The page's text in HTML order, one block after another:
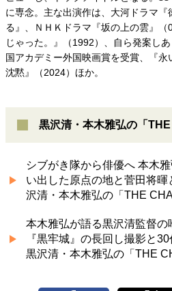
に専念。主な出演作は、大河ドラマ『
る』、ＮＨＫドラマ『坂の上の雲』
じゃった。』（1992）、自ら発案し
国アカデミー外国映画賞を受賞、『
沈黙』（2024）ほか。
黒沢清・本木雅弘の「THE
シブがき隊から俳優へ 本木
い出した原点の地と菅田将
沢清・本木雅弘の「THE
本木雅弘が語る黒沢清監督
『黒牢城』の長回し撮影と
黒沢清・本木雅弘の「THE